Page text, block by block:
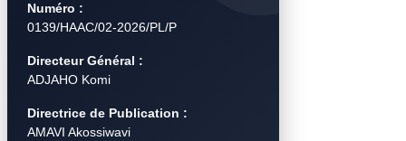
Numéro :
0139/HAAC/02-2026/PL/P
Directeur Général :
ADJAHO Komi
Directrice de Publication :
AMAVI Akossiwavi